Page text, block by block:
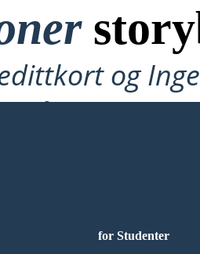
og
å Prøve!
for Studenter